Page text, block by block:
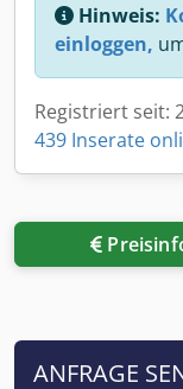
Hinweis:
einloggen,
Registriert seit:
439 Inserate
ANFRAGE